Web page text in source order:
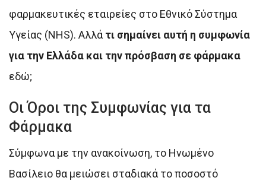
φαρμακευτικές εταιρείες στο Εθνικό Σύστημα
Υγείας (NHS). Αλλά τι σημαίνει αυτή η συμφωνία
για την Ελλάδα και την πρόσβαση σε φάρμακα
εδώ;
Οι Όροι της Συμφωνίας για τα
Φάρμακα
Σύμφωνα με την ανακοίνωση, το Ηνωμένο
Βασίλειο θα μειώσει σταδιακά το ποσοστό